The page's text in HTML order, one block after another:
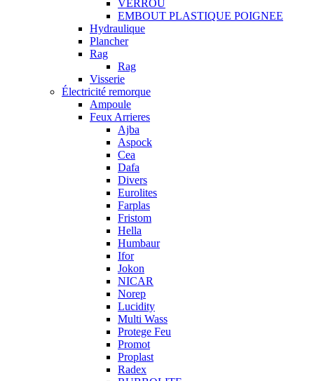
VERROU
EMBOUT PLASTIQUE POIGNEE
Hydraulique
Plancher
Rag
Rag
Visserie
Électricité remorque
Ampoule
Feux Arrieres
Ajba
Aspock
Cea
Dafa
Divers
Eurolites
Farplas
Fristom
Hella
Humbaur
Ifor
Jokon
NICAR
Norep
Lucidity
Multi Wass
Protege Feu
Promot
Proplast
Radex